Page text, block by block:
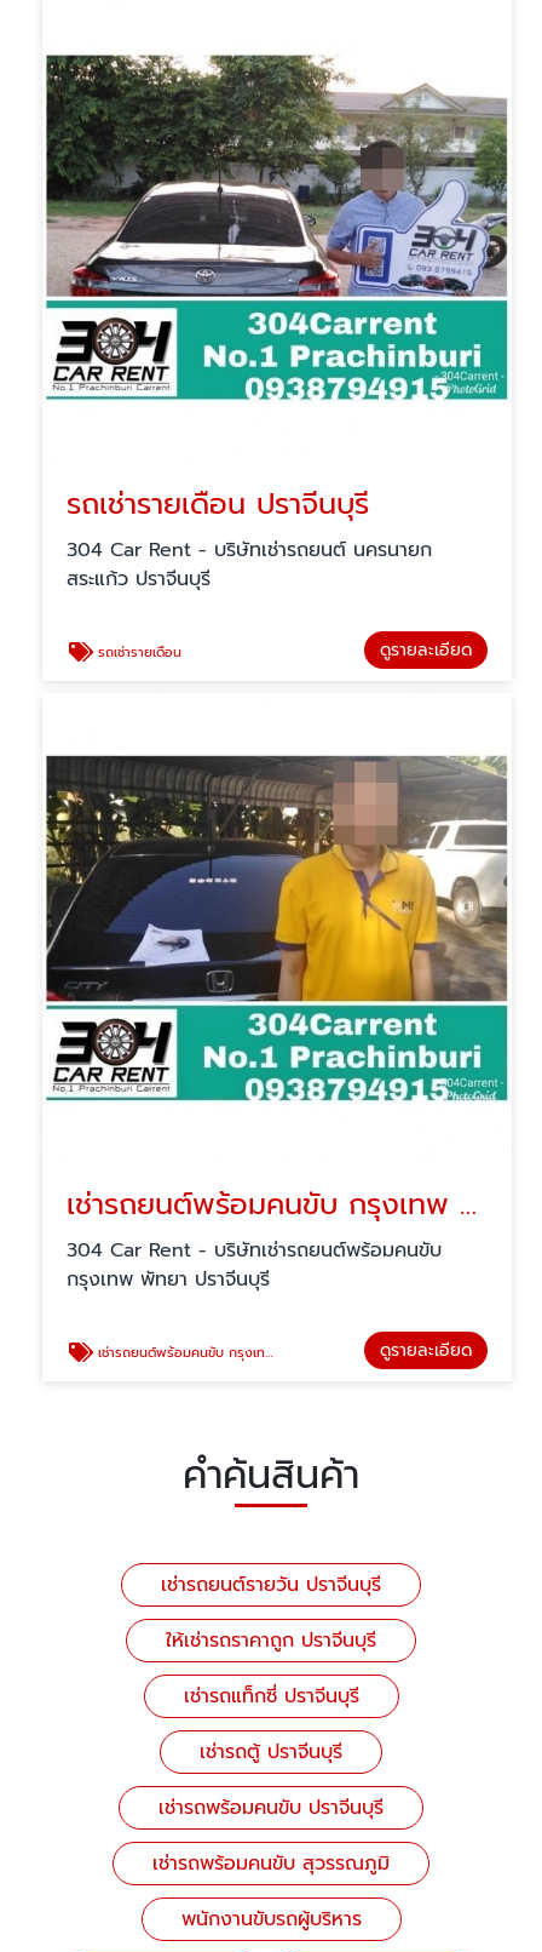
รถเช่ารายเดือน ปราจีนบุรี
304 Car Rent - บริษัทเช่ารถยนต์ นครนายก
สระแก้ว ปราจีนบุรี
รถเช่ารายเดือน ดูรายละเอียด
เช่ารถยนต์พร้อมคนขับ กรุงเทพ พัทยา
304 Car Rent - บริษัทเช่ารถยนต์พร้อมคนขับ
กรุงเทพ พัทยา ปราจีนบุรี
เช่ารถยนต์พร้อมคนขับ กรุงเทพ พัทยา ดูรายละเอียด
คำค้นสินค้า
เช่ารถยนต์รายวัน ปราจีนบุรี
ให้เช่ารถราคาถูก ปราจีนบุรี
เช่ารถแท็กซี่ ปราจีนบุรี
เช่ารถตู้ ปราจีนบุรี
เช่ารถพร้อมคนขับ ปราจีนบุรี
เช่ารถพร้อมคนขับ สุวรรณภูมิ
พนักงานขับรถผู้บริหาร